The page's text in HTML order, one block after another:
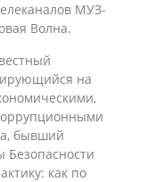
МУЗ-
Волна.
на
бывший
Безопасности
как по